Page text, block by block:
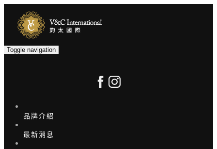
Toggle navigation
品牌介紹
最新消息